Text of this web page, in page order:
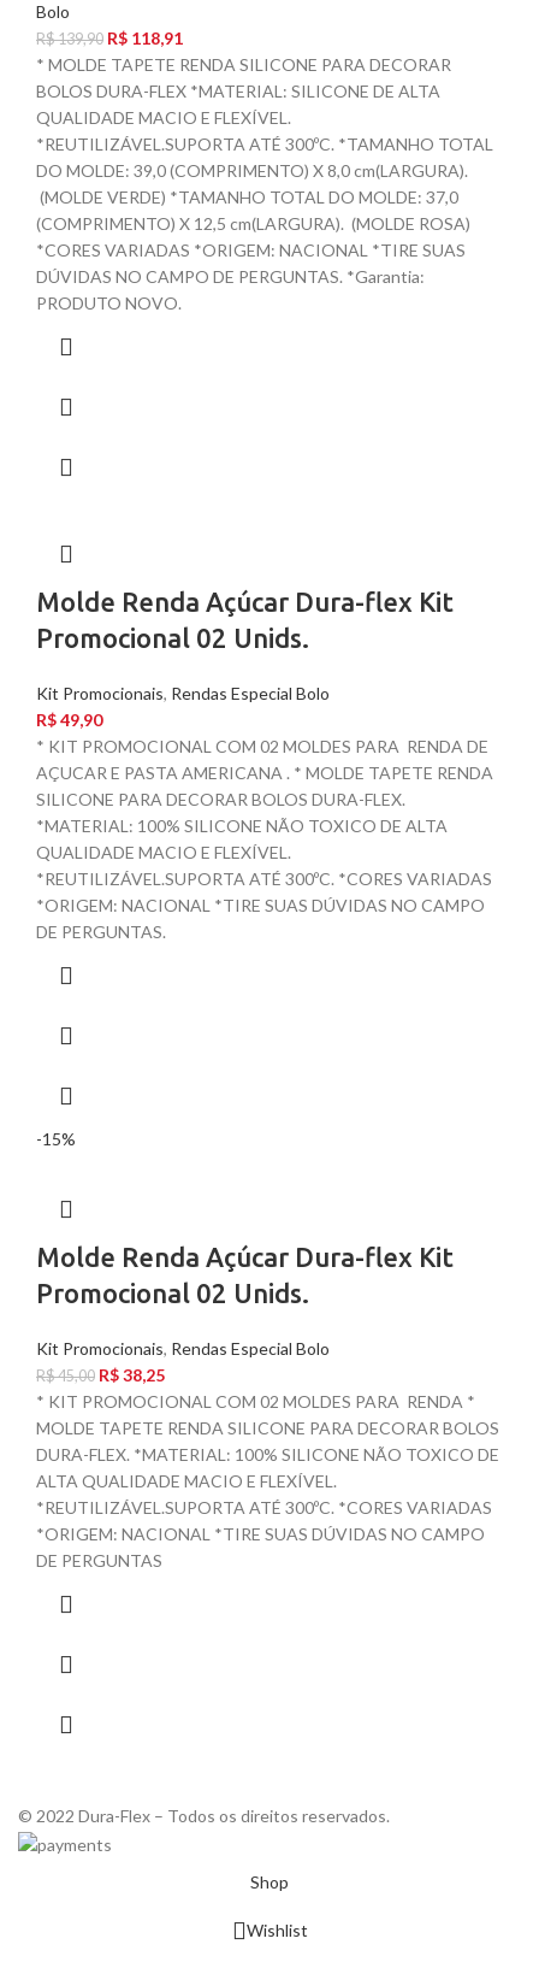
Bolo
R$139,90 R$ 118,91
* MOLDE TAPETE RENDA SILICONE PARA DECORAR
BOLOS DURA-FLEX *MATERIAL: SILICONE DE ALTA
QUALIDADE MACIO E FLEXÍVEL.
*REUTILIZÁVEL.SUPORTA ATÉ 300ºC. *TAMANHO TOTAL
DO MOLDE: 39,0 (COMPRIMENTO) X 8,0 cm(LARGURA).
(MOLDE VERDE) *TAMANHO TOTAL DO MOLDE: 37,0
(COMPRIMENTO) X 12,5 cm(LARGURA). (MOLDE ROSA)
*CORES VARIADAS *ORIGEM: NACIONAL *TIRE SUAS
DÚVIDAS NO CAMPO DE PERGUNTAS. *Garantia:
PRODUTO NOVO.
Molde Renda Açúcar Dura-flex Kit
Promocional 02 Unids.
Kit Promocionais, Rendas Especial Bolo
R$49,90
* KIT PROMOCIONAL COM 02 MOLDES PARA RENDA DE
AÇUCAR E PASTA AMERICANA . * MOLDE TAPETE RENDA
SILICONE PARA DECORAR BOLOS DURA-FLEX.
*MATERIAL: 100% SILICONE NÃO TOXICO DE ALTA
QUALIDADE MACIO E FLEXÍVEL.
*REUTILIZÁVEL.SUPORTA ATÉ 300ºC. *CORES VARIADAS
*ORIGEM: NACIONAL *TIRE SUAS DÚVIDAS NO CAMPO
DE PERGUNTAS.
-15%
Molde Renda Açúcar Dura-flex Kit
Promocional 02 Unids.
Kit Promocionais, Rendas Especial Bolo
R$45,00 R$38,25
* KIT PROMOCIONAL COM 02 MOLDES PARA RENDA *
MOLDE TAPETE RENDA SILICONE PARA DECORAR BOLOS
DURA-FLEX. *MATERIAL: 100% SILICONE NÃO TOXICO DE
ALTA QUALIDADE MACIO E FLEXÍVEL.
*REUTILIZÁVEL.SUPORTA ATÉ 300ºC. *CORES VARIADAS
*ORIGEM: NACIONAL *TIRE SUAS DÚVIDAS NO CAMPO
DE PERGUNTAS
© 2022 Dura-Flex – Todos os direitos reservados.
Shop
Wishlist